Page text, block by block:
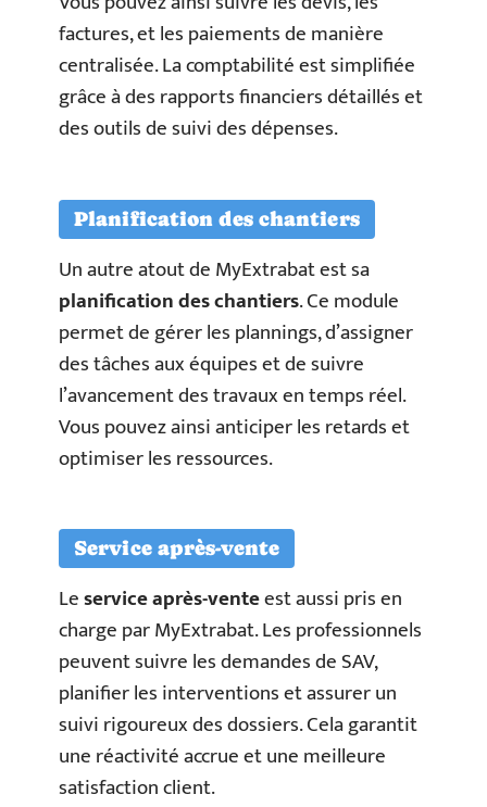
factures, et les paiements de manière
centralisée. La comptabilité est simplifiée
grâce à des rapports financiers détaillés et
des outils de suivi des dépenses.
Planification des chantiers
Un autre atout de MyExtrabat est sa
planification des chantiers. Ce module
permet de gérer les plannings, d’assigner
des tâches aux équipes et de suivre
l’avancement des travaux en temps réel.
Vous pouvez ainsi anticiper les retards et
optimiser les ressources.
Service après-vente
Leservice après-venteest aussi pris en
charge par MyExtrabat. Les professionnels
peuvent suivre les demandes de SAV,
planifier les interventions et assurer un
suivi rigoureux des dossiers. Cela garantit
une réactivité accrue et une meilleure
satisfaction client.